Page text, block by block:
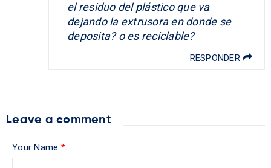
el residuo del plástico que va
dejando la extrusora en donde se
deposita? o es reciclable?
RESPONDER
Leave a comment
Your Name *